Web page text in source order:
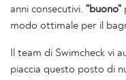
anni consecutivi. "buono"
modo ottimale per il
Il team di Swimcheck vi
piaccia questo posto di